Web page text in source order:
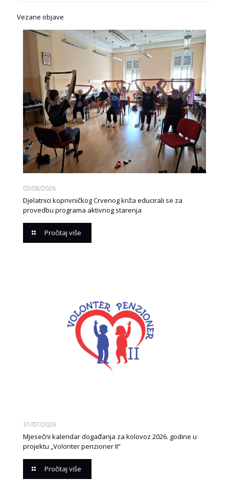
Vezane objave
03/08/2026
Djelatnici koprivničkog Crvenog križa educirali se za
provedbu programa aktivnog starenja
Pročitaj više
31/07/2026
Mjesečni kalendar događanja za kolovoz 2026. godine u
projektu „Volonter penzioner II“
Pročitaj više